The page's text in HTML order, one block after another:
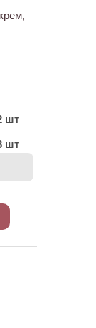
шт
шт